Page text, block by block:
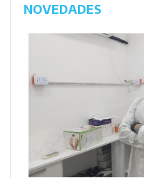
NOVEDADES